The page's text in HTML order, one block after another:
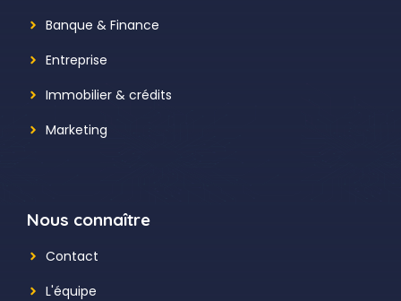
Banque & Finance
Entreprise
Immobilier & crédits
Marketing
Nous connaître
Contact
L'équipe